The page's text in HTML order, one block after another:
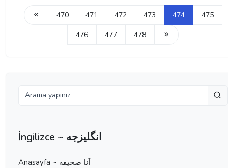
470 471 472 473 474 475
476 477 478
İngilizce ~ انگلیزجه
Anasayfa ~ آنا صحيفه